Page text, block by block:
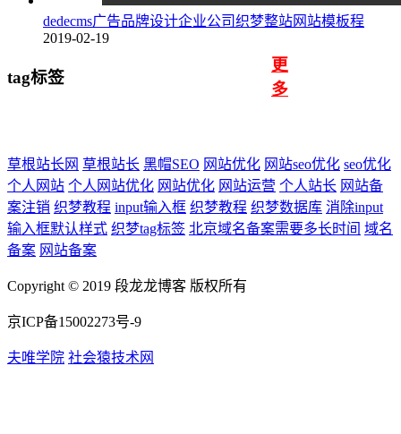
dedecms广告品牌设计企业公司织梦整站网站模板程
2019-02-19
tag标签
更
多
草根站长网 草根站长 黑帽SEO 网站优化 网站seo优化 seo优化
个人网站 个人网站优化 网站优化 网站运营 个人站长 网站备
案注销 织梦教程 input输入框 织梦教程 织梦数据库 消除input
输入框默认样式 织梦tag标签 北京域名备案需要多长时间 域名
备案 网站备案
Copyright © 2019 段龙龙博客 版权所有
京ICP备15002273号-9
夫唯学院 社会猿技术网